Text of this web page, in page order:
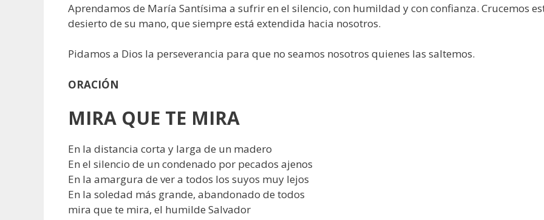
Aprendamos de María Santísima a sufrir en el silencio, con humildad y con confianza. Crucemos
desierto de su mano, que siempre está extendida hacia nosotros.
Pidamos a Dios la perseverancia para que no seamos nosotros quienes las saltemos.
ORACIÓN
MIRA QUE TE MIRA
En la distancia corta y larga de un madero
En el silencio de un condenado por pecados ajenos
En la amargura de ver a todos los suyos muy lejos
En la soledad más grande, abandonado de todos
mira que te mira, el humilde Salvador